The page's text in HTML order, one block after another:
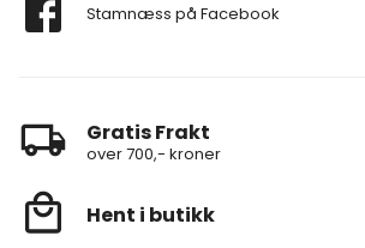
Stamnæss på Facebook
Gratis Frakt
over 700,- kroner
Hent i butikk